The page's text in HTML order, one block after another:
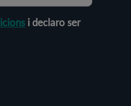
i declaro ser